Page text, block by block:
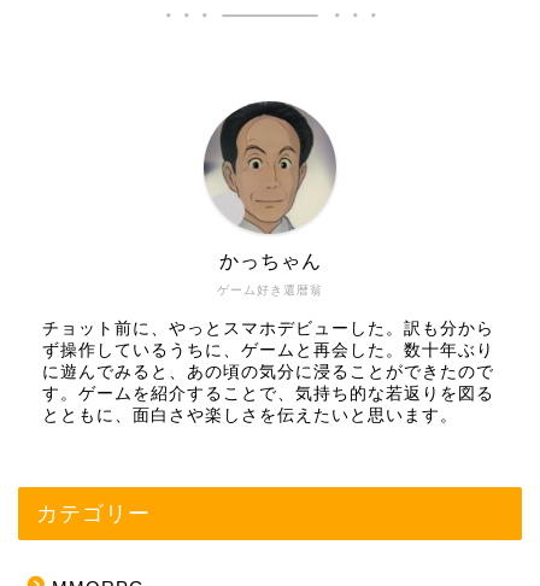
ゲーム好き還暦翁
かっちゃん
チョット前に、やっとスマホデビューした。訳も分から
ず操作しているうちに、ゲームと再会した。数十年ぶり
に遊んでみると、あの頃の気分に浸ることができたので
す。ゲームを紹介することで、気持ち的な若返りを図る
とともに、面白さや楽しさを伝えたいと思います。
カテゴリー